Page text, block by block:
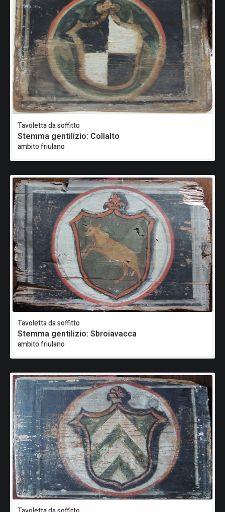
Tavoletta da soffitto
Stemma gentilizio: Collalto
ambito friulano
Tavoletta da soffitto
Stemma gentilizio: Sbroiavacca
ambito friulano